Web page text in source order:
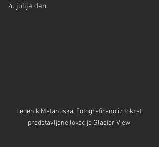
4. julija dan.
Ledenik Matanuska. Fotografirano iz tokrat
predstavljene lokacije Glacier View.